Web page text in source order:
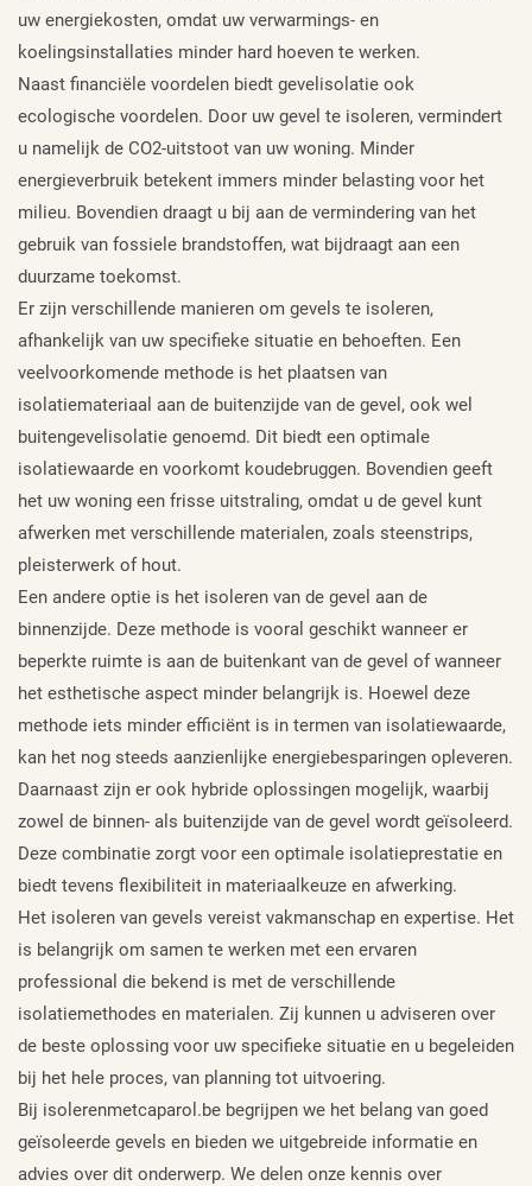
uw energiekosten, omdat uw verwarmings- en
koelingsinstallaties minder hard hoeven te werken.
Naast financiële voordelen biedt gevelisolatie ook
ecologische voordelen. Door uw gevel te isoleren, vermindert
u namelijk de CO2-uitstoot van uw woning. Minder
energieverbruik betekent immers minder belasting voor het
milieu. Bovendien draagt u bij aan de vermindering van het
gebruik van fossiele brandstoffen, wat bijdraagt aan een
duurzame toekomst.
Er zijn verschillende manieren om gevels te isoleren,
afhankelijk van uw specifieke situatie en behoeften. Een
veelvoorkomende methode is het plaatsen van
isolatiemateriaal aan de buitenzijde van de gevel, ook wel
buitengevelisolatie genoemd. Dit biedt een optimale
isolatiewaarde en voorkomt koudebruggen. Bovendien geeft
het uw woning een frisse uitstraling, omdat u de gevel kunt
afwerken met verschillende materialen, zoals steenstrips,
pleisterwerk of hout.
Een andere optie is het isoleren van de gevel aan de
binnenzijde. Deze methode is vooral geschikt wanneer er
beperkte ruimte is aan de buitenkant van de gevel of wanneer
het esthetische aspect minder belangrijk is. Hoewel deze
methode iets minder efficiënt is in termen van isolatiewaarde,
kan het nog steeds aanzienlijke energiebesparingen opleveren.
Daarnaast zijn er ook hybride oplossingen mogelijk, waarbij
zowel de binnen- als buitenzijde van de gevel wordt geïsoleerd.
Deze combinatie zorgt voor een optimale isolatieprestatie en
biedt tevens flexibiliteit in materiaalkeuze en afwerking.
Het isoleren van gevels vereist vakmanschap en expertise. Het
is belangrijk om samen te werken met een ervaren
professional die bekend is met de verschillende
isolatiemethodes en materialen. Zij kunnen u adviseren over
de beste oplossing voor uw specifieke situatie en u begeleiden
bij het hele proces, van planning tot uitvoering.
Bij isolerenmetcaparol.be begrijpen we het belang van goed
geïsoleerde gevels en bieden we uitgebreide informatie en
advies over dit onderwerp. We delen onze kennis over